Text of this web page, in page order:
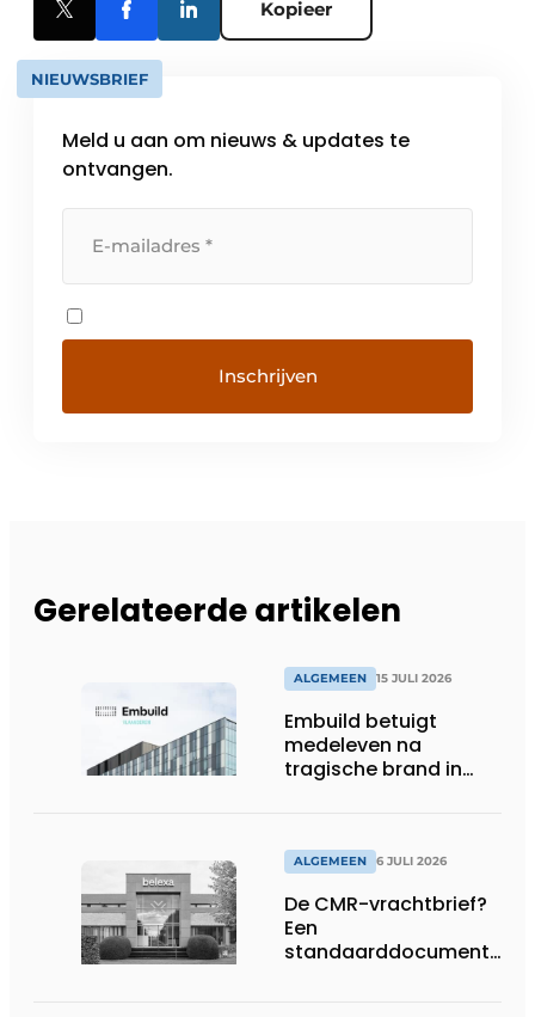
Kopieer
NIEUWSBRIEF
Meld u aan om nieuws & updates te
ontvangen.
Gerelateerde artikelen
ALGEMEEN 15 JULI 2026
Embuild betuigt
medeleven na
tragische brand in
ALGEMEEN 6 JULI 2026
De CMR-vrachtbrief?
Een
standaarddocument